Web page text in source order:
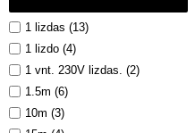
5907570028180 (1)
5907570028210 (1)
5907570028234 (1)
5907570028241 (1)
5907570031647 (1)
PS-160 (2x1.5) IP44 15m
nawijak (1)
PS-160 IP44 (2x1,5) IP44 10m
(1)
PS-160/25m(2x1,5) (1)
PS-160/30m(2x1,5) (1)
1 lizdas (13)
1 lizdo (4)
1 vnt. 230V lizdas. (2)
1.5m (6)
10m (3)